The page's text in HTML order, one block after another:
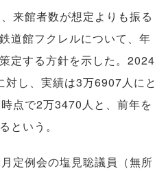
来館者数が想定よりも振る
道館フクレルについて、年
定する方針を示した。2024
し、実績は3万6907人にと
点で2万3470人と、前年を
という。
定例会の塩見聡議員（無所